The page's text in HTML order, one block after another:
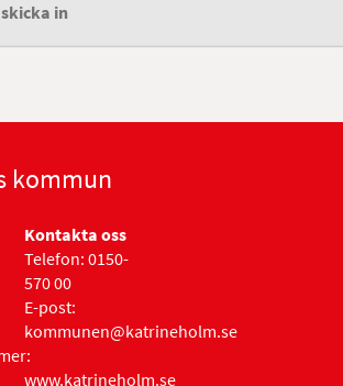
in
kommun
Kontakta oss
Telefon: 0150-
570 00
E-post:
kommunen@katrineholm.se
www.katrineholm.se